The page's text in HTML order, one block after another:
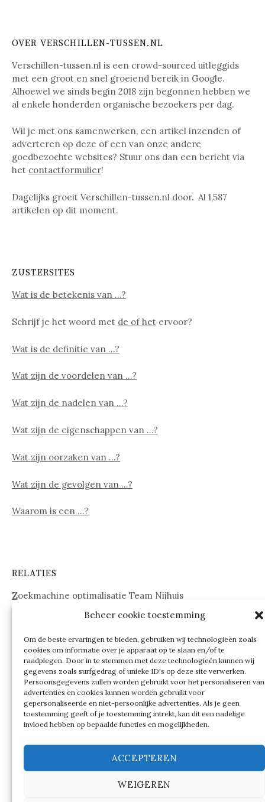
Beheer cookie toestemming
Om de beste ervaringen te bieden, gebruiken wij technologieën zoals
cookies om informatie over je apparaat op te slaan en/of te
raadplegen. Door in te stemmen met deze technologieën kunnen wij
gegevens zoals surfgedrag of unieke ID's op deze site verwerken.
Persoonsgegevens zullen worden gebruikt voor het personaliseren van
advertenties en cookies kunnen worden gebruikt voor
gepersonaliseerde en niet-persoonlijke advertenties. Als je geen
toestemming geeft of je toestemming intrekt, kan dit een nadelige
invloed hebben op bepaalde functies en mogelijkheden.
ACCEPTEREN
WEIGEREN
OVER VERSCHILLEN-TUSSEN.NL
Verschillen-tussen.nl is een crowd-sourced uitleggids
met een groot en snel groeiend bereik in Google.
Alhoewel we sinds begin 2018 zijn begonnen hebben we
al enkele honderden organische bezoekers per dag.
Wil je met ons samenwerken, een artikel inzenden of
adverteren op deze of een van onze andere
goedbezochte websites? Stuur ons dan een bericht via
het contactformulier!
Dagelijks groeit Verschillen-tussen.nl door. Al 1,587
artikelen op dit moment.
ZUSTERSITES
Wat is de betekenis van …?
Schrijf je het woord met de of het ervoor?
Wat is de definitie van …?
Wat zijn de voordelen van …?
Wat zijn de nadelen van …?
Wat zijn de eigenschappen van …?
Wat zijn oorzaken van …?
Wat zijn de gevolgen van …?
Waarom is een …?
RELATIES
Zoekmachine optimalisatie Team Nijhuis